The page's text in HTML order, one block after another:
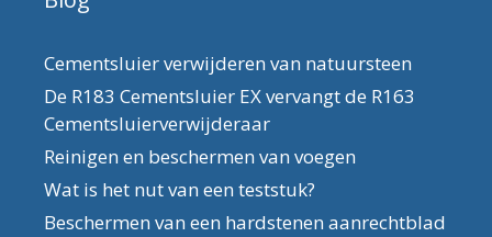
Cementsluier verwijderen van natuursteen
De R183 Cementsluier EX vervangt de R163
Cementsluierverwijderaar
Reinigen en beschermen van voegen
Wat is het nut van een teststuk?
Beschermen van een hardstenen aanrechtblad